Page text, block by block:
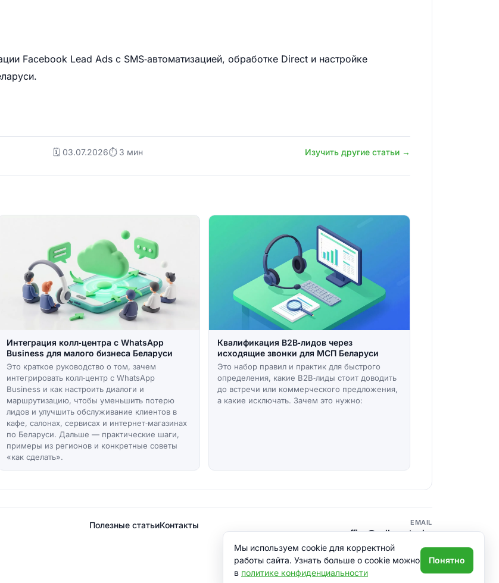
Facebook Lead Ads с SMS‑автоматизацией, обработке Direct и настройке
🗓️ 03.07.2026⏱ 3 мин Изучить другие статьи →
Интеграция колл‑центра с WhatsApp
Business для малого бизнеса Беларуси
Это краткое руководство о том, зачем
интегрировать колл‑центр с WhatsApp
Business и как настроить диалоги и
маршрутизацию, чтобы уменьшить потерю
лидов и улучшить обслуживание клиентов в
кафе, салонах, сервисах и интернет‑магазинах
по Беларуси. Дальше — практические шаги,
примеры из регионов и конкретные советы
«как сделать».
Квалификация B2B‑лидов через
исходящие звонки для МСП Беларуси
Это набор правил и практик для быстрого
определения, какие B2B‑лиды стоит доводить
до встречи или коммерческого предложения,
а какие исключать. Зачем это нужно:
Полезные статьиКонтакты EMAIL
office@call-center.by
Политика конфиденциальности
Мы используем cookie для корректной
работы сайта. Узнать больше о cookie можно
в политике конфиденциальности
Понятно